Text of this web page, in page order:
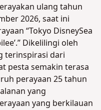
ulang tahun
2026, saat ini
“Tokyo DisneySea
Dikelilingi oleh
terinspirasi dari
pesta semakin terasa
perayaan 25 tahun
yang
yang berkilauan